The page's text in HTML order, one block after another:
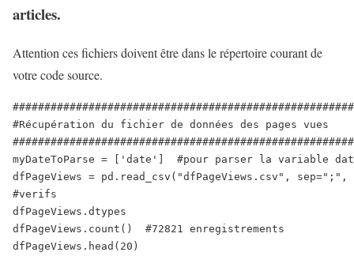
articles.
Attention ces fichiers doivent être dans le répertoire courant de
votre code source.
#Récupération du fichier de données des pages vues
myDateToParse = ['date']  #pour parser la variable
dfPageViews = pd.read_csv("dfPageViews.csv",
#verifs
dfPageViews.dtypes
dfPageViews.count()  #72821 enregistrements
dfPageViews.head(20)